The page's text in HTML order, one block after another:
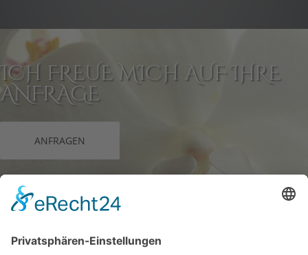
ICH FREUE MICH AUF IHRE
ANFRAGE
ANFRAGEN
Aktuelle Seite:Startseite